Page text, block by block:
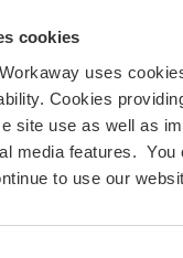
cookies
uses
Cookies
site use as well as
media features. You
to use our
garden and a little
...
dog called Schuko
the house and